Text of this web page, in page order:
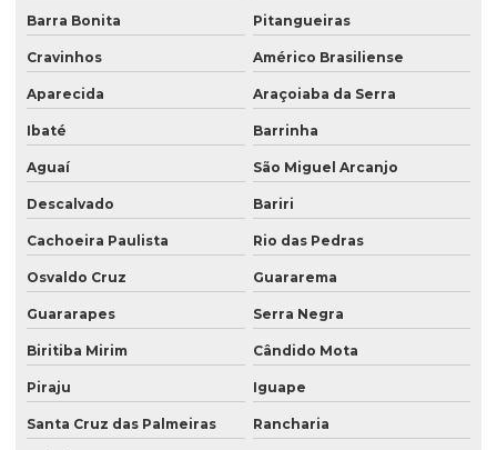
Barra Bonita Pitangueiras
Cravinhos Américo Brasiliense
Aparecida Araçoiaba da Serra
Ibaté Barrinha
Aguaí São Miguel Arcanjo
Descalvado Bariri
Cachoeira Paulista Rio das Pedras
Osvaldo Cruz Guararema
Guararapes Serra Negra
Biritiba Mirim Cândido Mota
Piraju Iguape
Santa Cruz das Palmeiras Rancharia